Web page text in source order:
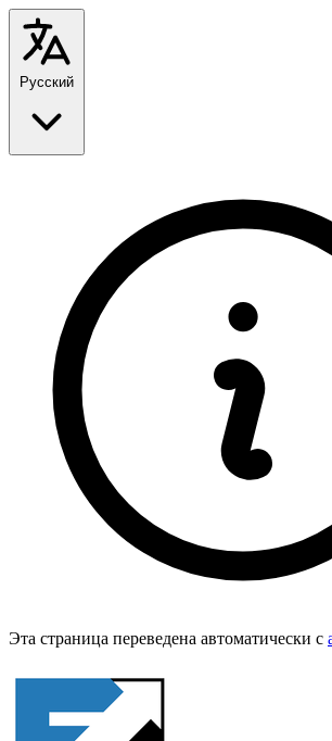
Эта страница переведена автоматически с